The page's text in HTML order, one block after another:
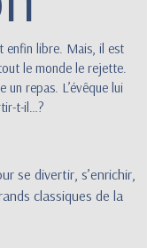
enfin libre. Mais, il est
le monde le rejette.
un repas. L’évêque lui
t-il…?
se divertir, s’enrichir,
classiques de la